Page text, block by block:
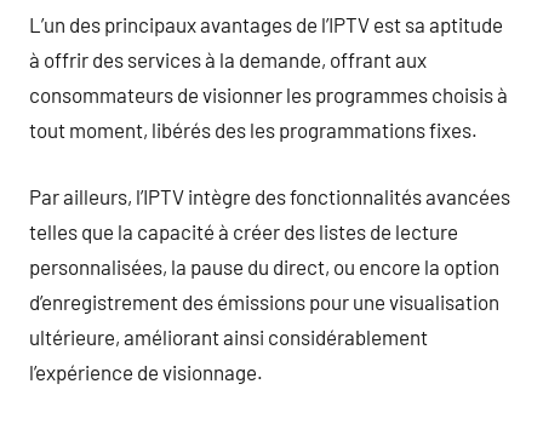
L’un des principaux avantages de l’IPTV est sa aptitude
à offrir des services à la demande, offrant aux
consommateurs de visionner les programmes choisis à
tout moment, libérés des les programmations fixes.
Par ailleurs, l’IPTV intègre des fonctionnalités avancées
telles que la capacité à créer des listes de lecture
personnalisées, la pause du direct, ou encore la option
d’enregistrement des émissions pour une visualisation
ultérieure, améliorant ainsi considérablement
l’expérience de visionnage.